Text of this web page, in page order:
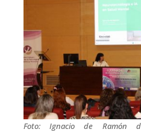
Foto: Ignacio de Ramón